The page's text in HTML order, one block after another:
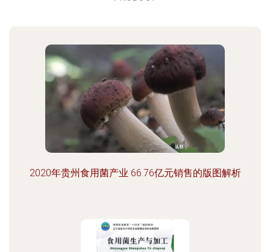
2020年贵州食用菌产业 66.76亿元销售的版图解析